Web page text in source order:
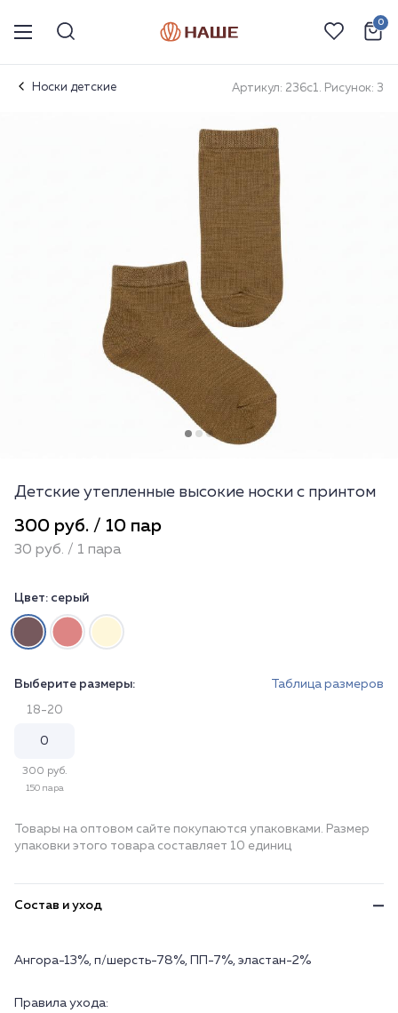
0
Носки детские Артикул: 236с1. Рисунок: 3
Детские утепленные высокие носки с принтом
300 руб. / 10 пар
30 руб. / 1 пара
Цвет: серый
Выберите размеры: Таблица размеров
18-20
300 руб.
150 пара
Товары на оптовом сайте покупаются упаковками. Размер
упаковки этого товара составляет 10 единиц
Состав и уход
Ангора-13%, п/шерсть-78%, ПП-7%, эластан-2%
Правила ухода: